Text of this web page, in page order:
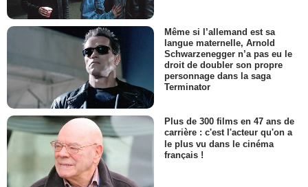
Même si l’allemand est sa
langue maternelle, Arnold
Schwarzenegger n’a pas eu le
droit de doubler son propre
personnage dans la saga
Terminator
Plus de 300 films en 47 ans de
carrière : c'est l'acteur qu'on a
le plus vu dans le cinéma
français !